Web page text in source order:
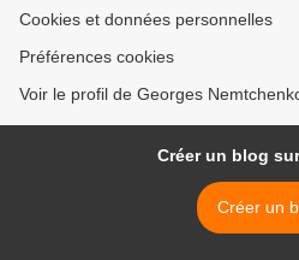
Cookies et données personnelles
Préférences cookies
Voir le profil de Georges
Créer un blog
Créer un